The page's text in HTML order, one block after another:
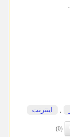
, اینترنت
(0)